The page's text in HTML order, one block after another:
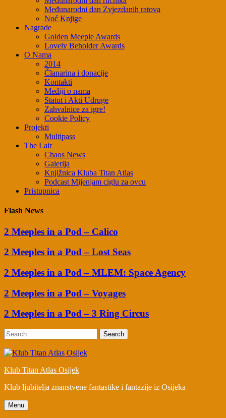
Međunarodni dan Zvjezdanih ratova
Noć Knjige
Nagrade
Golden Meeple Awards
Lovely Beholder Awards
O Nama
2014
Članarina i donacije
Kontakti
Mediji o nama
Statut i Akti Udruge
Zahvalnice za igre!
Cookie Policy
Projekti
Multipass
The Lair
Chaos News
Galerija
Knjižnica Kluba Titan Atlas
Podcast Mijenjam ciglu za ovcu
Pristupnica
Flash News
2 Meeples in a Pod – Calico
2 Meeples in a Pod – Lost Seas
2 Meeples in a Pod – MLEM: Space Agency
2 Meeples in a Pod – Voyages
2 Meeples in a Pod – 3 Ring Circus
Search
Klub Titan Atlas Osijek
Klub ljubitelja znanstvene fantastike i fantazije iz Osijeka
Menu